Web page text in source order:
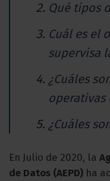
Qué tipos
Cuál es el
supervisa
¿Cuáles
operativas
¿Cuáles
En Julio de 2020, la
de Datos (AEPD) ha